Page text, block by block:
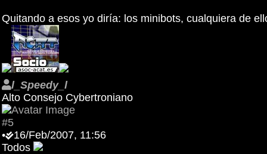
Quitando a esos yo diría: los minibots, cualquiera de
l_Speedy_l
Alto Consejo Cybertroniano
#5
•
16/Feb/2007, 11:56
Todos